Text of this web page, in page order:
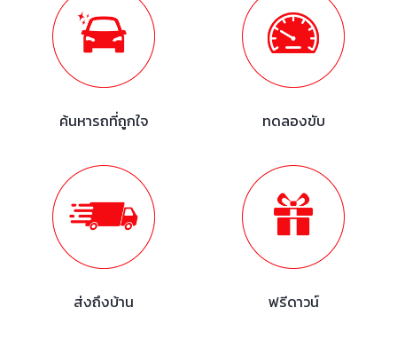
ค้นหารถที่ถูกใจ ทดลองขับ
ส่งถึงบ้าน ฟรีดาวน์